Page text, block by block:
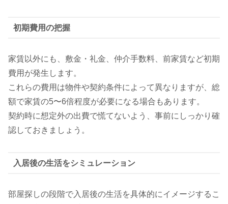
初期費用の把握
家賃以外にも、敷金・礼金、仲介手数料、前家賃など初期
費用が発生します。
これらの費用は物件や契約条件によって異なりますが、総
額で家賃の5〜6倍程度が必要になる場合もあります。
契約時に想定外の出費で慌てないよう、事前にしっかり確
認しておきましょう。
入居後の生活をシミュレーション
部屋探しの段階で入居後の生活を具体的にイメージするこ